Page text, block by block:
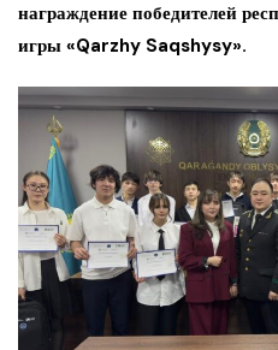
награждение победителей
игры «Qarzhy Saqshysy».